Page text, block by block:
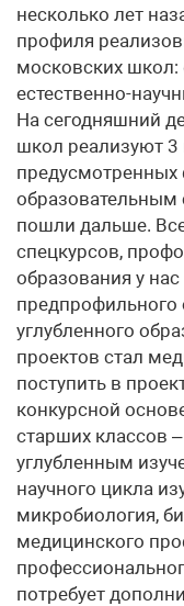
несколько лет
профиля
московских школ:
естественно-
На сегодняшний
школ реализуют
пошли дальше.
спецкурсов,
образования у
предпрофильного
углубленного
проектов стал
поступить в
конкурсной
старших классов –
углубленным
научного цикла
микробиология,
медицинского
потребует